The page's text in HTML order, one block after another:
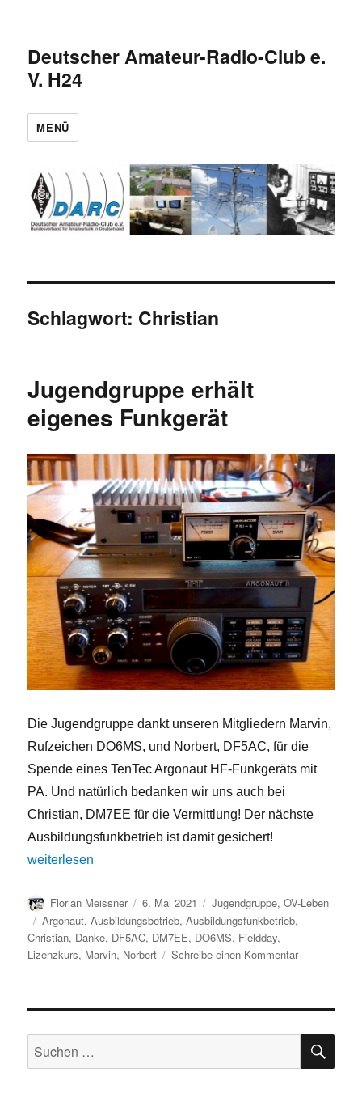
Deutscher Amateur-Radio-Club e.
V. H24
MENÜ
Schlagwort: Christian
Jugendgruppe erhält
eigenes Funkgerät
Die Jugendgruppe dankt unseren Mitgliedern Marvin,
Rufzeichen DO6MS, und Norbert, DF5AC, für die
Spende eines TenTec Argonaut HF-Funkgeräts mit
PA. Und natürlich bedanken wir uns auch bei
Christian, DM7EE für die Vermittlung! Der nächste
Ausbildungsfunkbetrieb ist damit gesichert!
„Jugendgruppe erhält eigenes Funkgerät“
weiterlesen
Autor
Florian Meissner
Veröffentlicht
am
6. Mai 2021 Kategorien
Jugendgruppe,OV-Leben
Schlagwörter
Argonaut,Ausbildungsbetrieb,Ausbildungsfunkbetrieb,
Christian, Danke, DF5AC, DM7EE, DO6MS, Fieldday,
Lizenzkurs, Marvin, Norbert Schreibe einen Kommentarzu
eigenes
Suchen
nach: